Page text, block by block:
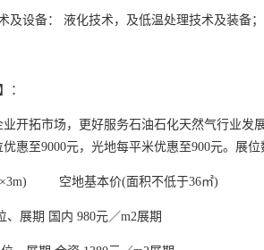
及设备： 液化技术，及低温处理技术及装备；
：
业开拓市场，更好服务石油石化天然气行业发
惠至9000元，光地每平米优惠至900元。展
×3m) 空地基本价(面积不低于36㎡)
、展期 国内 980元／m2展期